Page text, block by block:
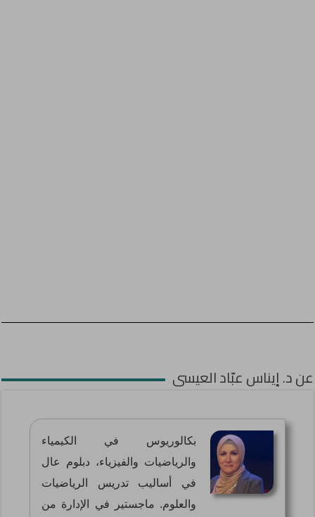
عن د. إيناس عبّاد العيسى
بكالوريوس في الكيمياء
والرياضيات والفيزياء، دبلوم عال
في أساليب تدريس الرياضيات
والعلوم. ماجستير في الإدارة من